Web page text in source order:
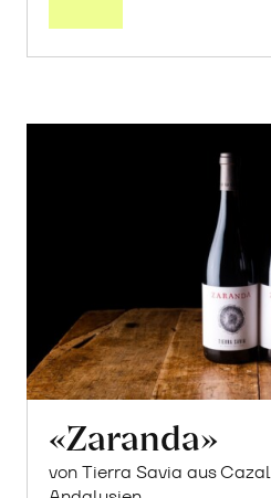
«Zaranda»
von Tierra Savia aus